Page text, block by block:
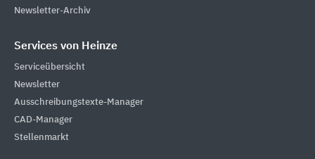
Newsletter-Archiv
Services von Heinze
Serviceübersicht
Newsletter
Ausschreibungstexte-Manager
CAD-Manager
Stellenmarkt